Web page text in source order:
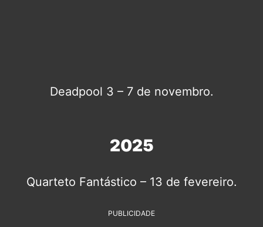
Deadpool 3 – 7 de novembro.
2025
Quarteto Fantástico – 13 de fevereiro.
PUBLICIDADE